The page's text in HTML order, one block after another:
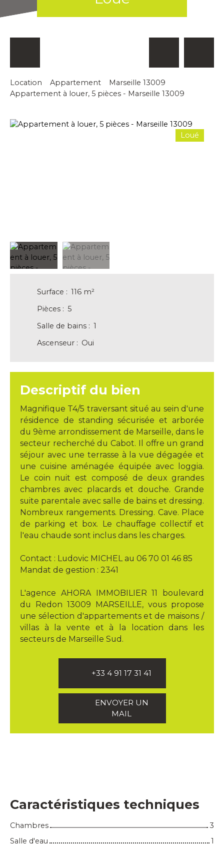
Location Appartement
Marseille 13009
Appartement à louer, 5 pièces - Marseille 13009
Loué
Surface : 116 m²
Pièces : 5
Salle de bains : 1
Ascenseur : Oui
Descriptif du bien
Magnifique T4/5 traversant situé au sein d'une
résidence de standing sécurisée et arborée
du 9ème arrondissement de Marseille, dans le
secteur recherché du Cabot. Il offre un grand
séjour avec une terrasse à la vue dégagée et
une cuisine aménagée équipée avec loggia.
Le coin nuit est composé de deux grandes
chambres avec placards et douche. Grande
suite parentale avec salle de bains et dressing.
Nombreux rangements. Dressing. Cave. Place
de parking et box. Le chauffage collectif et
l'eau chaude sont inclus dans les charges.
Contact : Ludovic MICHEL au 06 70 01 46 85
Mandat de gestion : 2341
L'agence AHORA IMMOBILIER 11 boulevard
du Redon 13009 MARSEILLE, vous propose
une sélection d'appartements et de maisons /
villas à la vente et à la location dans les
secteurs de Marseille Sud.
+33 4 91 17 31 41
ENVOYER UN
MAIL
Caractéristiques techniques
Chambres
3
Salle d'eau
1